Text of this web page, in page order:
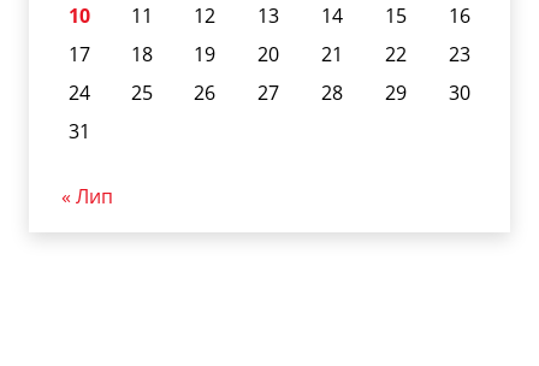
10
11 12 13 14 15
16
17
18 19 20 21 22
23
24
25 26 27 28 29
30
31
« Лип